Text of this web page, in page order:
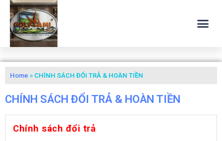
Home » CHÍNH SÁCH ĐỔI TRẢ & HOÀN TIỀN
CHÍNH SÁCH ĐỔI TRẢ & HOÀN TIỀN
Chính sách đổi trả